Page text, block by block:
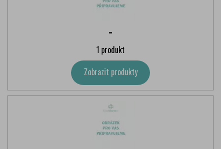
-
1 produkt
Zobrazit produkty